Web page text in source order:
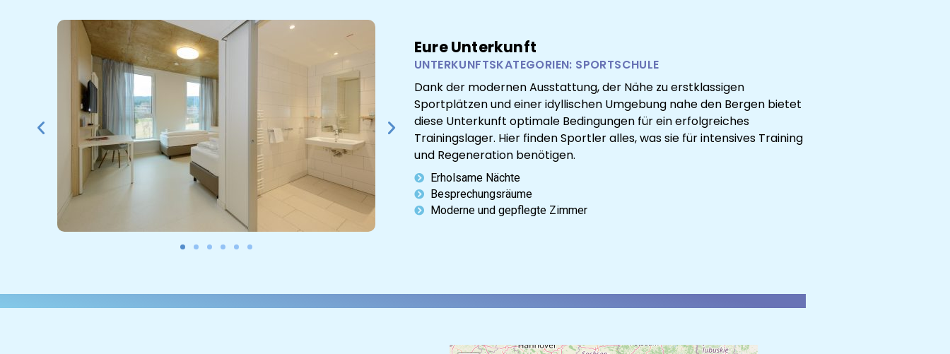
Eure Unterkunft
UNTERKUNFTSKATEGORIEN: SPORTSCHULE
Dank der modernen Ausstattung, der Nähe zu erstklassigen
Sportplätzen und einer idyllischen Umgebung nahe den Bergen bietet
diese Unterkunft optimale Bedingungen für ein erfolgreiches
Trainingslager. Hier finden Sportler alles, was sie für intensives Training
und Regeneration benötigen.
Erholsame Nächte
Besprechungsräume
Moderne und gepflegte Zimmer